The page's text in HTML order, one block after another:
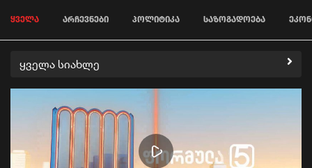
ᲧᲕᲔᲚᲐ ᲐᲠᲩᲔᲕᲜᲔᲑᲘ ᲞᲝᲚᲘᲢᲘᲙᲐ ᲡᲐᲖᲝᲒᲐᲓᲝᲔᲑᲐ
ყველა სიახლე